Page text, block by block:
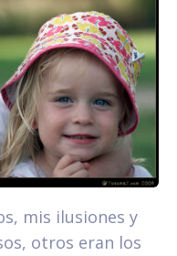
mis ilusiones y
otros eran los